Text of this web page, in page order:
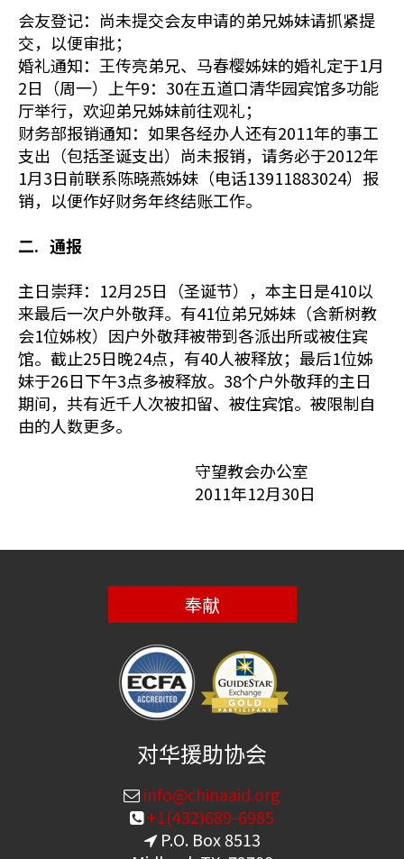
会友登记：尚未提交会友申请的弟兄姊妹请抓紧提
交，以便审批；
婚礼通知：王传亮弟兄、马春樱姊妹的婚礼定于1月
2日（周一）上午9：30在五道口清华园宾馆多功能
厅举行，欢迎弟兄姊妹前往观礼；
财务部报销通知：如果各经办人还有2011年的事工
支出（包括圣诞支出）尚未报销，请务必于2012年
1月3日前联系陈晓燕姊妹（电话13911883024）报
销，以便作好财务年终结账工作。
二. 通报
主日崇拜：12月25日（圣诞节），本主日是410以
来最后一次户外敬拜。有41位弟兄姊妹（含新树教
会1位姊枚）因户外敬拜被带到各派出所或被住宾
馆。截止25日晚24点，有40人被释放；最后1位姊
妹于26日下午3点多被释放。38个户外敬拜的主日
期间，共有近千人次被扣留、被住宾馆。被限制自
由的人数更多。
守望教会办公室
2011年12月30日
奉献
对华援助协会
info@chinaaid.org
+1(432)689-6985
P.O. Box 8513